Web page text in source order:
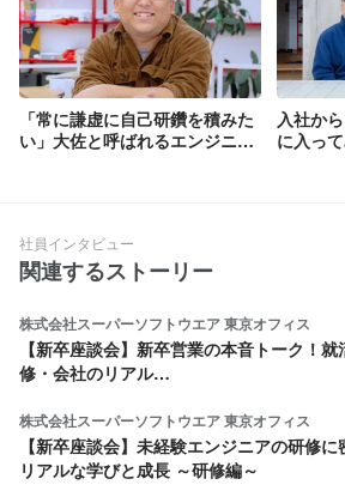
「常に謙虚に自己研鑽を積みた
い」大佐と呼ばれるエンジニア
入社か
に入っ
社員インタビュー
関連するストーリー
株式会社スーパーソフトウエア 東京オフィス
【新卒座談会】新卒営業の本音トーク！就
修・会社のリアル…
株式会社スーパーソフトウエア 東京オフィス
【新卒座談会】未経験エンジニアの研修に
リアルな学びと成長 ～研修編～